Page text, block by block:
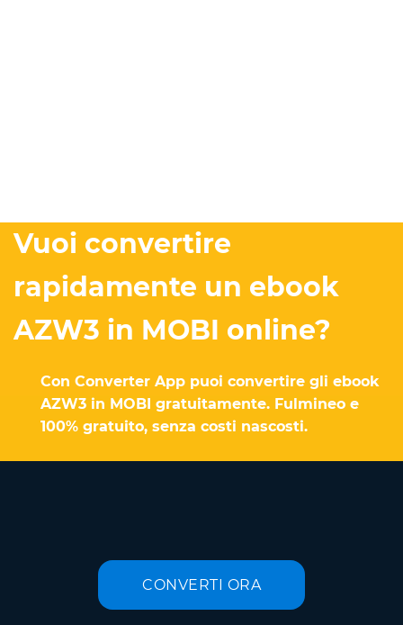
Vuoi convertire
rapidamente un ebook
AZW3 in MOBI online?
Con Converter App puoi convertire gli ebook
AZW3 in MOBI gratuitamente. Fulmineo e
100% gratuito, senza costi nascosti.
CONVERTI ORA